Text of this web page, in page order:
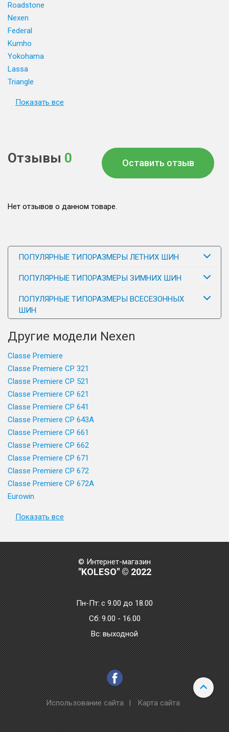
Roadstone
Nexen
Federal
Kumho
Yokohama
Lassa
Triangle
Показать все
Отзывы 0 Оставить отзыв
Нет отзывов о данном товаре.
ПОПУЛЯРНЫЕ ТИПОРАЗМЕРЫ ЛЕТНИХ ШИН
ПОПУЛЯРНЫЕ ТИПОРАЗМЕРЫ ЗИМНИХ ШИН
ПОПУЛЯРНЫЕ ТИПОРАЗМЕРЫ ВСЕСЕЗОННЫХ
ШИН
Другие модели Nexen
Classe Premiere
Classe Premiere CP 321
Classe Premiere CP 521
Classe Premiere CP 621
Classe Premiere CP 641
Classe Premiere CP 643A
Classe Premiere CP 661
Classe Premiere CP 662
Classe Premiere CP 671
Classe Premiere CP 672
Classe Premiere CP 672A
Eurowin
Показать все
© Интернет-магазин
"KOLESO" © 2022
Пн-Пт:с 9.00 до 18.00
Сб: 9.00 - 16.00
Bc: выходной
Использование сайта | Карта сайта